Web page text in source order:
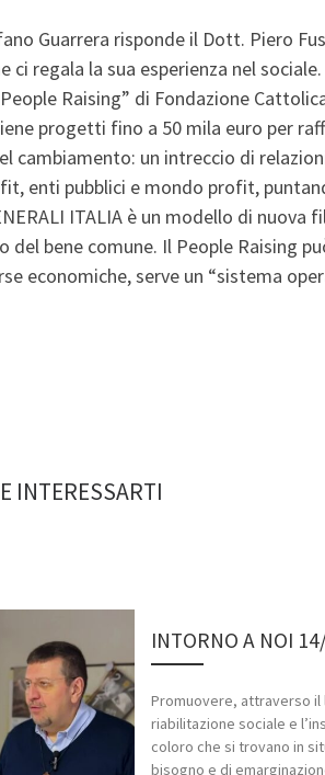
Guarrera risponde il Dott. Piero
ci regala la sua esperienza nel
Raising” di Fondazione
progetti fino a 50 mila euro per
cambiamento: un intreccio di
enti pubblici e mondo profit,
ITALIA è un modello di
del bene comune. Il People Raising
economiche, serve un “sistema
INTERESSARTI
INTORNO A NOI
Promuovere, attraverso il
riabilitazione sociale e
coloro che si trovano in
bisogno e di